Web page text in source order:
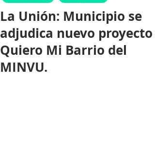
La Unión: Municipio se
adjudica nuevo proyecto
Quiero Mi Barrio del
MINVU.